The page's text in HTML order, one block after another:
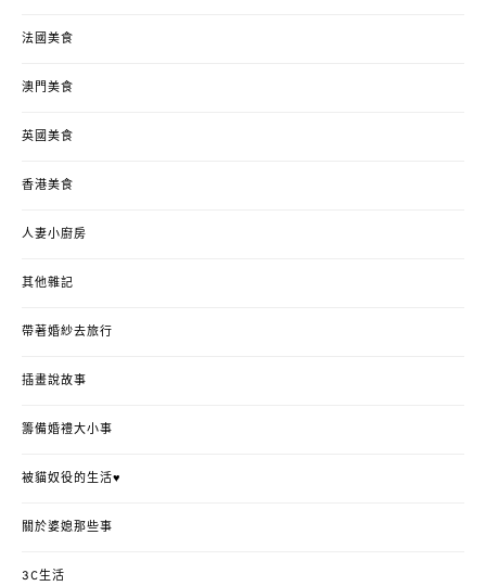
法國美食
澳門美食
英國美食
香港美食
人妻小廚房
其他雜記
帶著婚紗去旅行
插畫說故事
籌備婚禮大小事
被貓奴役的生活♥
關於婆媳那些事
3C生活